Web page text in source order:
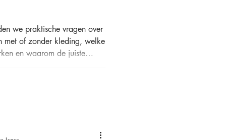
we praktische vragen over
met of zonder kleding, welke
en waarom de juiste
lang mogelijk behandelen.